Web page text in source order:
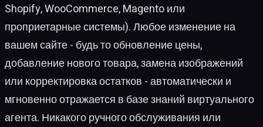
Shopify, WooCommerce, Magento или
проприетарные системы). Любое изменение на
вашем сайте - будь то обновление цены,
добавление нового товара, замена изображений
или корректировка остатков - автоматически и
мгновенно отражается в базе знаний виртуального
агента. Никакого ручного обслуживания или